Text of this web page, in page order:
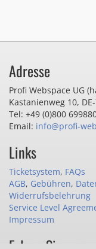
Adresse
Profi Webspace UG
Kastanienweg 10,
Tel: +49 (0)800
Email: info@profi-
Links
Ticketsystem, FAQs
AGB, Gebühren,
Widerrufsbelehrung
Service Level
Impressum